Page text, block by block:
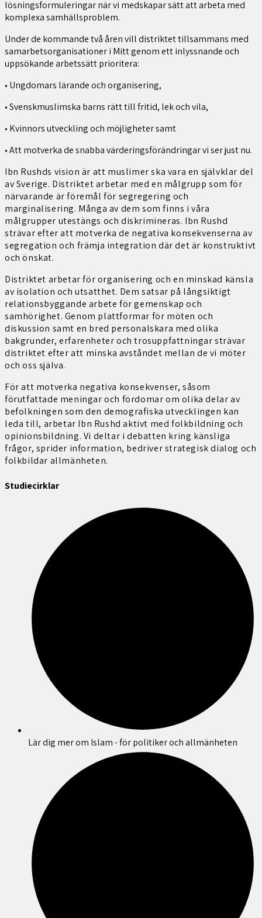
lösningsformuleringar när vi medskapar sätt att arbeta med
komplexa samhällsproblem.
Under de kommande två åren vill distriktet tillsammans med
samarbetsorganisationer i Mitt genom ett inlyssnande och
uppsökande arbetssätt prioritera:
• Ungdomars lärande och organisering,
• Svenskmuslimska barns rätt till fritid, lek och vila,
• Kvinnors utveckling och möjligheter samt
• Att motverka de snabba värderingsförändringar vi ser just nu.
Ibn Rushds vision är att muslimer ska vara en självklar del
av Sverige. Distriktet arbetar med en målgrupp som för
närvarande är föremål för segregering och
marginalisering. Många av dem som finns i våra
målgrupper utestängs och diskrimineras. Ibn Rushd
strävar efter att motverka de negativa konsekvenserna av
segregation och främja integration där det är konstruktivt
och önskat.
Distriktet arbetar för organisering och en minskad känsla
av isolation och utsatthet. Dem satsar på långsiktigt
relationsbyggande arbete för gemenskap och
samhörighet. Genom plattformar för möten och
diskussion samt en bred personalskara med olika
bakgrunder, erfarenheter och trosuppfattningar strävar
distriktet efter att minska avståndet mellan de vi möter
och oss själva.
För att motverka negativa konsekvenser, såsom
förutfattade meningar och fördomar om olika delar av
befolkningen som den demografiska utvecklingen kan
leda till, arbetar Ibn Rushd aktivt med folkbildning och
opinionsbildning. Vi deltar i debatten kring känsliga
frågor, sprider information, bedriver strategisk dialog och
folkbildar allmänheten.
Studiecirklar
Lär dig mer om Islam - för politiker och allmänheten